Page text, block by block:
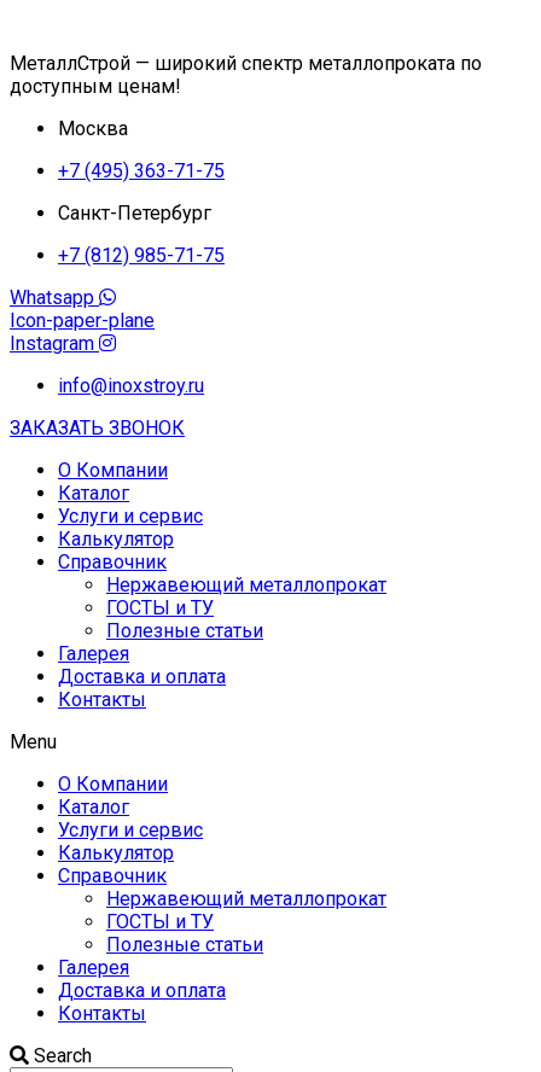
МеталлСтрой — широкий спектр металлопроката по
доступным ценам!
Москва
+7 (495) 363-71-75
Санкт-Петербург
+7 (812) 985-71-75
Whatsapp
Icon-paper-plane
Instagram
info@inoxstroy.ru
ЗАКАЗАТЬ ЗВОНОК
О Компании
Каталог
Услуги и сервис
Калькулятор
Справочник
Нержавеющий металлопрокат
ГОСТЫ и ТУ
Полезные статьи
Галерея
Доставка и оплата
Контакты
Menu
О Компании
Каталог
Услуги и сервис
Калькулятор
Справочник
Нержавеющий металлопрокат
ГОСТЫ и ТУ
Полезные статьи
Галерея
Доставка и оплата
Контакты
Search